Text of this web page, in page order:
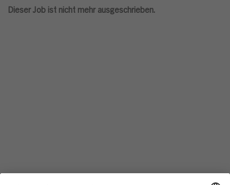
Dieser Job ist nicht mehr ausgeschrieben.